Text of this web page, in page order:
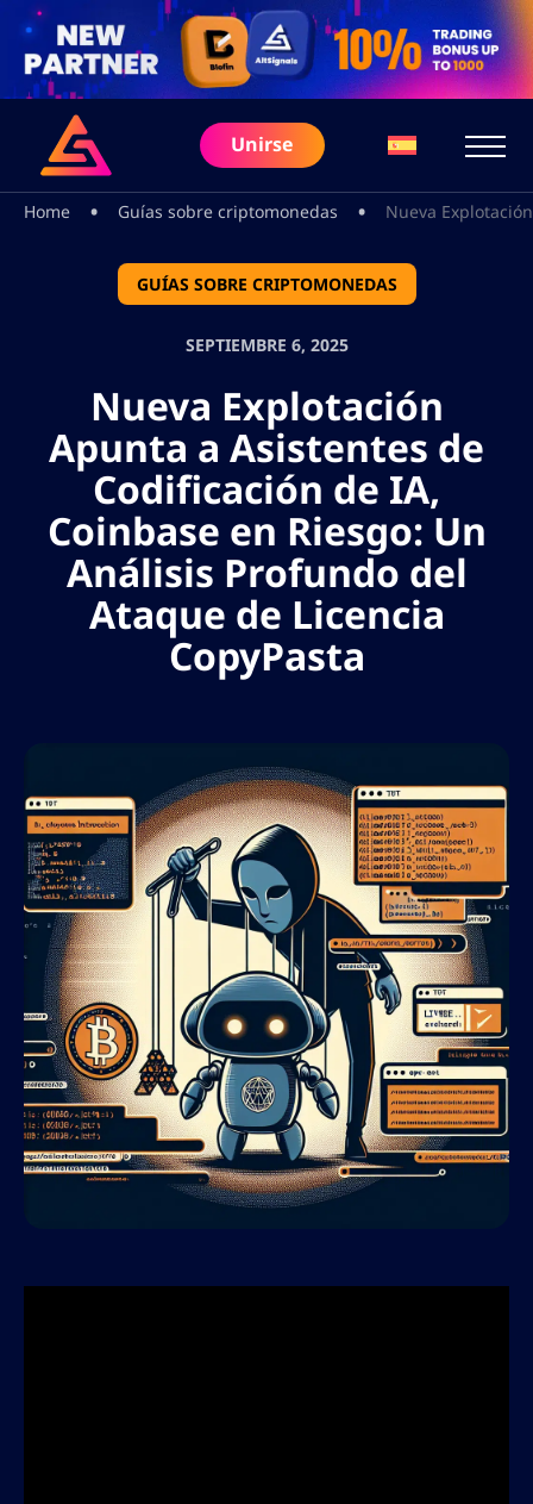
Unirse
Home • Guías sobre criptomonedas • Nueva
GUÍAS SOBRE CRIPTOMONEDAS
SEPTIEMBRE 6, 2025
Nueva Explotación
Apunta a Asistentes de
Codificación de IA,
Coinbase en Riesgo: Un
Análisis Profundo del
Ataque de Licencia
CopyPasta